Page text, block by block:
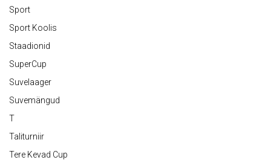
Sport
Sport Koolis
Staadionid
SuperCup
Suvelaager
Suvemängud
T
Taliturniir
Tere Kevad Cup